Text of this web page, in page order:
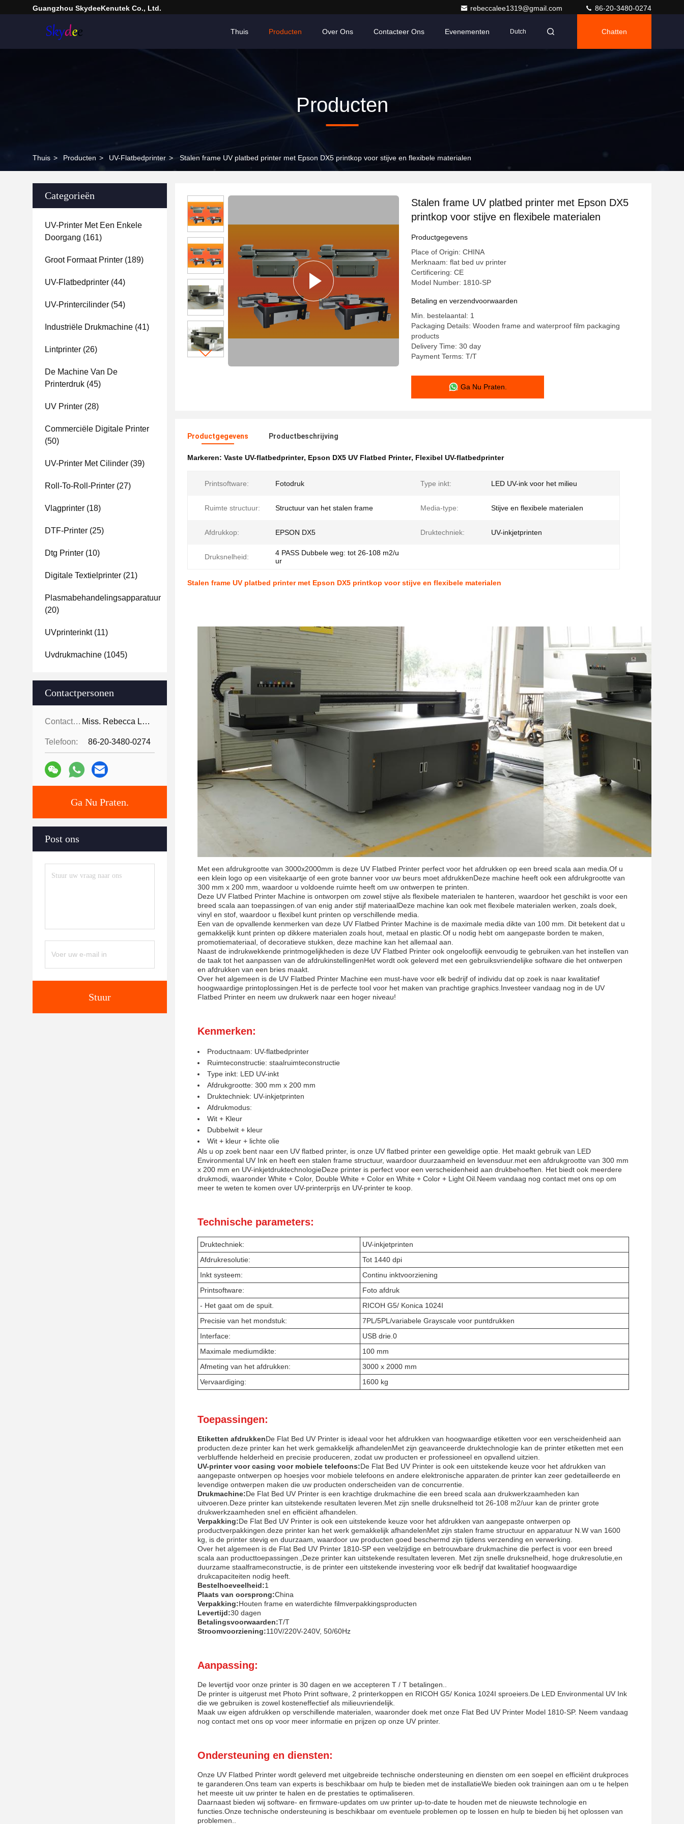
Guangzhou SkydeeKenutek Co., Ltd. rebeccalee1319@gmail.com 86-20-3480-0274
Thuis Producten Over Ons Contacteer Ons Evenementen Dutch Chatten
Producten
Thuis > Producten > UV-Flatbedprinter > Stalen frame UV platbed printer met Epson DX5 printkop voor stijve en flexibele materialen
Categorieën
UV-Printer Met Een Enkele
Doorgang (161)
Groot Formaat Printer (189)
UV-Flatbedprinter (44)
UV-Printercilinder (54)
Industriële Drukmachine (41)
Lintprinter (26)
De Machine Van De
Printerdruk (45)
UV Printer (28)
Commerciële Digitale Printer
(50)
UV-Printer Met Cilinder (39)
Roll-To-Roll-Printer (27)
Vlagprinter (18)
DTF-Printer (25)
Dtg Printer (10)
Digitale Textielprinter (21)
Plasmabehandelingsapparatuur
(20)
UVprinterinkt(11)
Uvdrukmachine (1045)
Contactpersonen
Contactpersonen: Miss. Rebecca Lee
Telefoon: 86-20-3480-0274
Ga Nu Praten.
Post ons
Stuur
Stalen frame UV platbed printer met Epson DX5
printkop voor stijve en flexibele materialen
Productgegevens
Place of Origin: CHINA
Merknaam: flat bed uv printer
Certificering: CE
Model Number: 1810-SP
Betaling en verzendvoorwaarden
Min. bestelaantal: 1
Packaging Details: Wooden frame and waterproof film packaging
products
Delivery Time: 30 day
Payment Terms: T/T
Ga Nu Praten.
Productgegevens Productbeschrijving
Markeren: Vaste UV-flatbedprinter, Epson DX5 UV Flatbed Printer, Flexibel UV-flatbedprinter
Printsoftware: Fotodruk Type inkt: LED UV-ink voor het milieu
Ruimte structuur: Structuur van het stalen frame Media-type: Stijve en flexibele materialen
Afdrukkop: EPSON DX5 Druktechniek: UV-inkjetprinten
Druksnelheid:
4 PASS Dubbele weg: tot 26-108 m2/u
ur
Stalen frame UV platbed printer met Epson DX5 printkop voor stijve en flexibele materialen
Met een afdrukgrootte van 3000x2000mm is deze UV Flatbed Printer perfect voor het afdrukken op een breed scala aan media.Of u
een klein logo op een visitekaartje of een grote banner voor uw beurs moet afdrukkenDeze machine heeft ook een afdrukgrootte van
300 mm x 200 mm, waardoor u voldoende ruimte heeft om uw ontwerpen te printen.
Deze UV Flatbed Printer Machine is ontworpen om zowel stijve als flexibele materialen te hanteren, waardoor het geschikt is voor een
breed scala aan toepassingen.of van enig ander stijf materiaalDeze machine kan ook met flexibele materialen werken, zoals doek,
vinyl en stof, waardoor u flexibel kunt printen op verschillende media.
Een van de opvallende kenmerken van deze UV Flatbed Printer Machine is de maximale media dikte van 100 mm. Dit betekent dat u
gemakkelijk kunt printen op dikkere materialen zoals hout, metaal en plastic.Of u nodig hebt om aangepaste borden te maken,
promotiemateriaal, of decoratieve stukken, deze machine kan het allemaal aan.
Naast de indrukwekkende printmogelijkheden is deze UV Flatbed Printer ook ongelooflijk eenvoudig te gebruiken.van het instellen van
de taak tot het aanpassen van de afdrukinstellingenHet wordt ook geleverd met een gebruiksvriendelijke software die het ontwerpen
en afdrukken van een bries maakt.
Over het algemeen is de UV Flatbed Printer Machine een must-have voor elk bedrijf of individu dat op zoek is naar kwalitatief
hoogwaardige printoplossingen.Het is de perfecte tool voor het maken van prachtige graphics.Investeer vandaag nog in de UV
Flatbed Printer en neem uw drukwerk naar een hoger niveau!
Kenmerken:
Productnaam: UV-flatbedprinter
Ruimteconstructie: staalruimteconstructie
Type inkt: LED UV-inkt
Afdrukgrootte: 300 mm x 200 mm
Druktechniek: UV-inkjetprinten
Afdrukmodus:
Wit + Kleur
Dubbelwit + kleur
Wit + kleur + lichte olie
Als u op zoek bent naar een UV flatbed printer, is onze UV flatbed printer een geweldige optie. Het maakt gebruik van LED
Environmental UV Ink en heeft een stalen frame structuur, waardoor duurzaamheid en levensduur.met een afdrukgrootte van 300 mm
x 200 mm en UV-inkjetdruktechnologieDeze printer is perfect voor een verscheidenheid aan drukbehoeften. Het biedt ook meerdere
drukmodi, waaronder White + Color, Double White + Color en White + Color + Light Oil.Neem vandaag nog contact met ons op om
meer te weten te komen over UV-printerprijs en UV-printer te koop.
Technische parameters:
Druktechniek:
UV-inkjetprinten
Afdrukresolutie:
Tot 1440 dpi
Inkt systeem:
Continu inktvoorziening
Printsoftware:
Foto afdruk
- Het gaat om de spuit.
RICOH G5/ Konica 1024I
Precisie van het mondstuk:
7PL/5PL/variabele Grayscale voor puntdrukken
Interface:
USB drie.0
Maximale mediumdikte:
100 mm
Afmeting van het afdrukken:
3000 x 2000 mm
Vervaardiging:
1600 kg
Toepassingen:
Etiketten afdrukkenDe Flat Bed UV Printer is ideaal voor het afdrukken van hoogwaardige etiketten voor een verscheidenheid aan
producten.deze printer kan het werk gemakkelijk afhandelenMet zijn geavanceerde druktechnologie kan de printer etiketten met een
verbluffende helderheid en precisie produceren, zodat uw producten er professioneel en opvallend uitzien.
UV-printer voor casing voor mobiele telefoons:De Flat Bed UV Printer is ook een uitstekende keuze voor het afdrukken van
aangepaste ontwerpen op hoesjes voor mobiele telefoons en andere elektronische apparaten.de printer kan zeer gedetailleerde en
levendige ontwerpen maken die uw producten onderscheiden van de concurrentie.
Drukmachine:De Flat Bed UV Printer is een krachtige drukmachine die een breed scala aan drukwerkzaamheden kan
uitvoeren.Deze printer kan uitstekende resultaten leveren.Met zijn snelle druksnelheid tot 26-108 m2/uur kan de printer grote
drukwerkzaamheden snel en efficiënt afhandelen.
Verpakking:De Flat Bed UV Printer is ook een uitstekende keuze voor het afdrukken van aangepaste ontwerpen op
productverpakkingen.deze printer kan het werk gemakkelijk afhandelenMet zijn stalen frame structuur en apparatuur N.W van 1600
kg, is de printer stevig en duurzaam, waardoor uw producten goed beschermd zijn tijdens verzending en verwerking.
Over het algemeen is de Flat Bed UV Printer 1810-SP een veelzijdige en betrouwbare drukmachine die perfect is voor een breed
scala aan producttoepassingen.,Deze printer kan uitstekende resultaten leveren. Met zijn snelle druksnelheid, hoge drukresolutie,en
duurzame staalframeconstructie, is de printer een uitstekende investering voor elk bedrijf dat kwalitatief hoogwaardige
drukcapaciteiten nodig heeft.
Bestelhoeveelheid:1
Plaats van oorsprong:China
Verpakking:Houten frame en waterdichte filmverpakkingsproducten
Levertijd:30 dagen
Betalingsvoorwaarden:T/T
Stroomvoorziening:110V/220V-240V, 50/60Hz
Aanpassing:
De levertijd voor onze printer is 30 dagen en we accepteren T / T betalingen..
De printer is uitgerust met Photo Print software, 2 printerkoppen en RICOH G5/ Konica 1024I sproeiers.De LED Environmental UV Ink
die we gebruiken is zowel kosteneffectief als milieuvriendelijk.
Maak uw eigen afdrukken op verschillende materialen, waaronder doek met onze Flat Bed UV Printer Model 1810-SP. Neem vandaag
nog contact met ons op voor meer informatie en prijzen op onze UV printer.
Ondersteuning en diensten:
Onze UV Flatbed Printer wordt geleverd met uitgebreide technische ondersteuning en diensten om een soepel en efficiënt drukproces
te garanderen.Ons team van experts is beschikbaar om hulp te bieden met de installatieWe bieden ook trainingen aan om u te helpen
het meeste uit uw printer te halen en de prestaties te optimaliseren.
Daarnaast bieden wij software- en firmware-updates om uw printer up-to-date te houden met de nieuwste technologie en
functies.Onze technische ondersteuning is beschikbaar om eventuele problemen op te lossen en hulp te bieden bij het oplossen van
problemen..